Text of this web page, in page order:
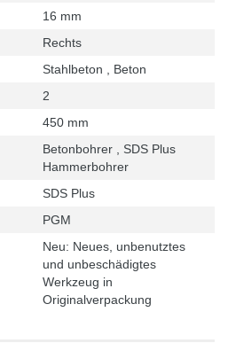
16 mm
Rechts
Stahlbeton , Beton
2
450 mm
Betonbohrer , SDS Plus
Hammerbohrer
SDS Plus
PGM
Neu: Neues, unbenutztes
und unbeschädigtes
Werkzeug in
Originalverpackung